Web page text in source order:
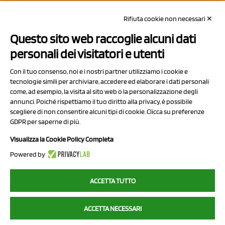
Capitale sociale Euro 50.000,00 i.v.
Contatti
Privacy Policy
Cookie Policy
Chi Siamo
2023 NCX Drahorad srl - All rights reserved
myfruit.it è parte del network diNCX DRAHORAD
NCX Drahorad - Via Provinciale Vignola-Sassuolo 315/1 - 41057
Rifiuta cookie non necessari ✕
Questo sito web raccoglie alcuni dati
personali dei visitatori e utenti
Con il tuo consenso, noi e i nostri partner utilizziamo i cookie e
tecnologie simili per archiviare, accedere ed elaborare i dati personali
come, ad esempio, la visita al sito web o la personalizzazione degli
annunci. Poiché rispettiamo il tuo diritto alla privacy, è possibile
scegliere di non consentire alcuni tipi di cookie. Clicca su preferenze
GDPR per saperne di più.
Visualizza la Cookie Policy Completa
Powered by
ACCETTA TUTTO
ACCETTA NECESSARI